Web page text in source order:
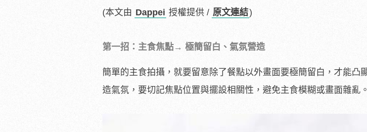
(本文由 Dappei 授權提供 / 原文連結)
第一招：主食焦點→ 極簡留白、氣氛營造
簡單的主食拍攝，就要留意除了餐點以外畫面要極簡留白，才能凸
造氣氛，要切記焦點位置與擺設相關性，避免主食模糊或畫面雜亂。